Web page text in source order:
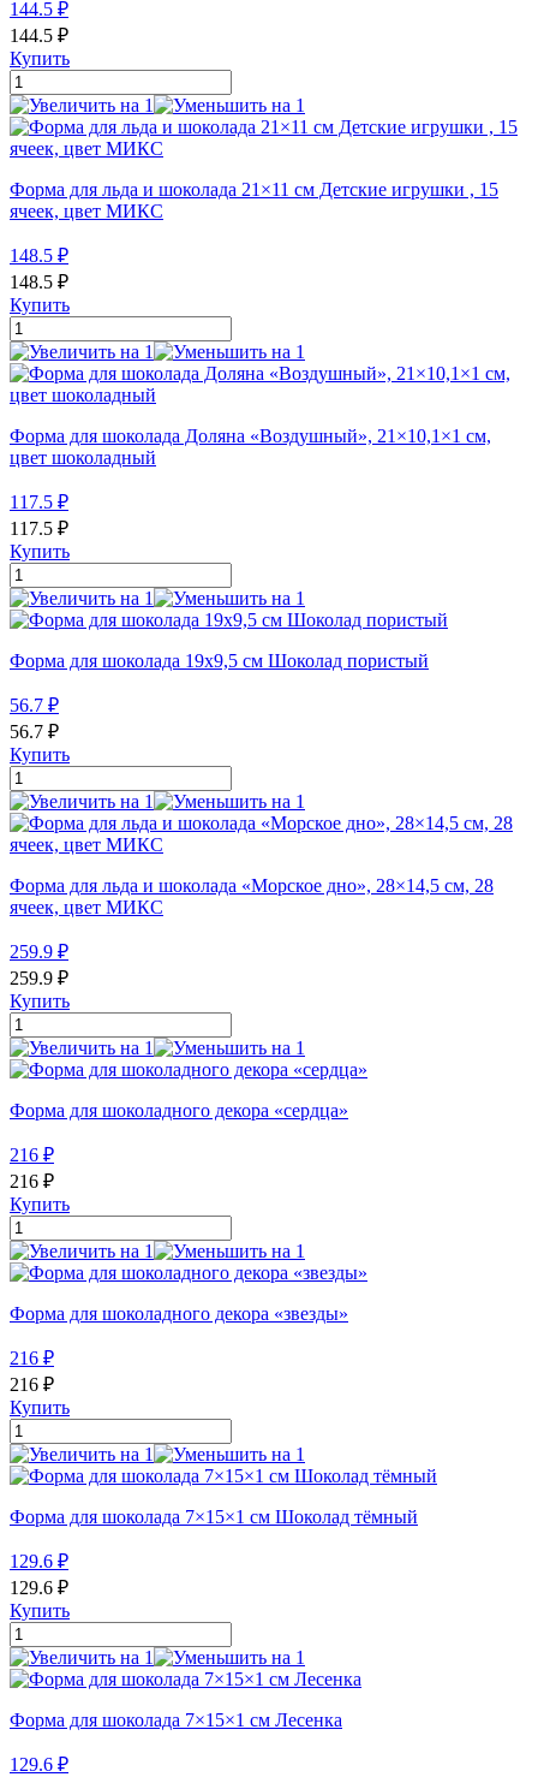
144.5 ₽
144.5 ₽
Купить
Форма для льда и шоколада 21×11 см Детские игрушки , 15
ячеек, цвет МИКС
148.5 ₽
148.5 ₽
Купить
Форма для шоколада Доляна «Воздушный», 21×10,1×1 см,
цвет шоколадный
117.5 ₽
117.5 ₽
Купить
Форма для шоколада 19х9,5 см Шоколад пористый
56.7 ₽
56.7 ₽
Купить
Форма для льда и шоколада «Морское дно», 28×14,5 см, 28
ячеек, цвет МИКС
259.9 ₽
259.9 ₽
Купить
Форма для шоколадного декора «сердца»
216 ₽
216 ₽
Купить
Форма для шоколадного декора «звезды»
216 ₽
216 ₽
Купить
Форма для шоколада 7×15×1 см Шоколад тёмный
129.6 ₽
129.6 ₽
Купить
Форма для шоколада 7×15×1 см Лесенка
129.6 ₽